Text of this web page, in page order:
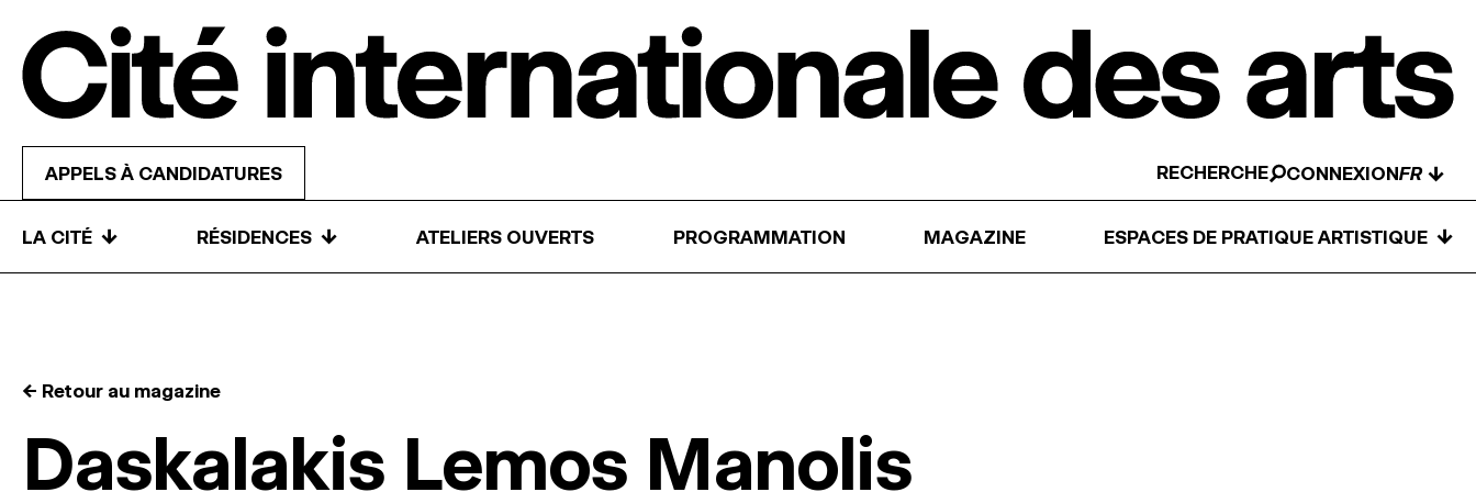
APPELS À CANDIDATURES RECHERCHE CONNEXION ↓
LA CITÉ ↓ RÉSIDENCES ↓ ATELIERS OUVERTS PROGRAMMATION MAGAZINE ESPACES DE PRATIQUE ARTISTIQUE ↓
← Retour au magazine
Daskalakis Lemos Manolis